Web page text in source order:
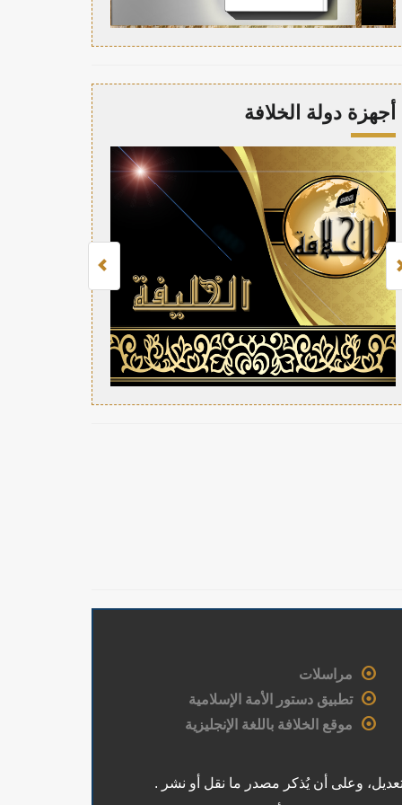
أجهزة دولة الخلافة
مراسلات
تطبيق دستور الأمة الإسلامية
موقع الخلافة باللغة الإنجليزية
وعلى أن يُذكر مصدر ما نقل أو نشر .